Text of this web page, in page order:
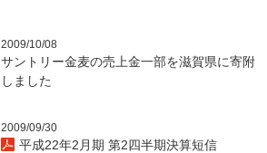
2009/10/08
サントリー金麦の売上金一部を滋賀県に寄附
しました
2009/09/30
平成22年2月期 第2四半期決算短信